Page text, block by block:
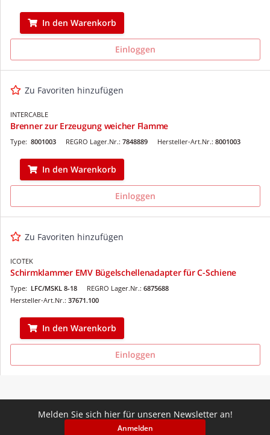
In den Warenkorb
Einloggen
Zu Favoriten hinzufügen
INTERCABLE
Brenner zur Erzeugung weicher Flamme
REGRO Lager.Nr.: 7848889
Type: 8001003 Hersteller-Art.Nr.: 8001003
In den Warenkorb
Einloggen
Zu Favoriten hinzufügen
ICOTEK
Schirmklammer EMV Bügelschellenadapter für C-Schiene
REGRO Lager.Nr.: 6875688
Type: LFC/MSKL 8-18
Hersteller-Art.Nr.: 37671.100
In den Warenkorb
Einloggen
Melden Sie sich hier für unseren Newsletter an!
Anmelden